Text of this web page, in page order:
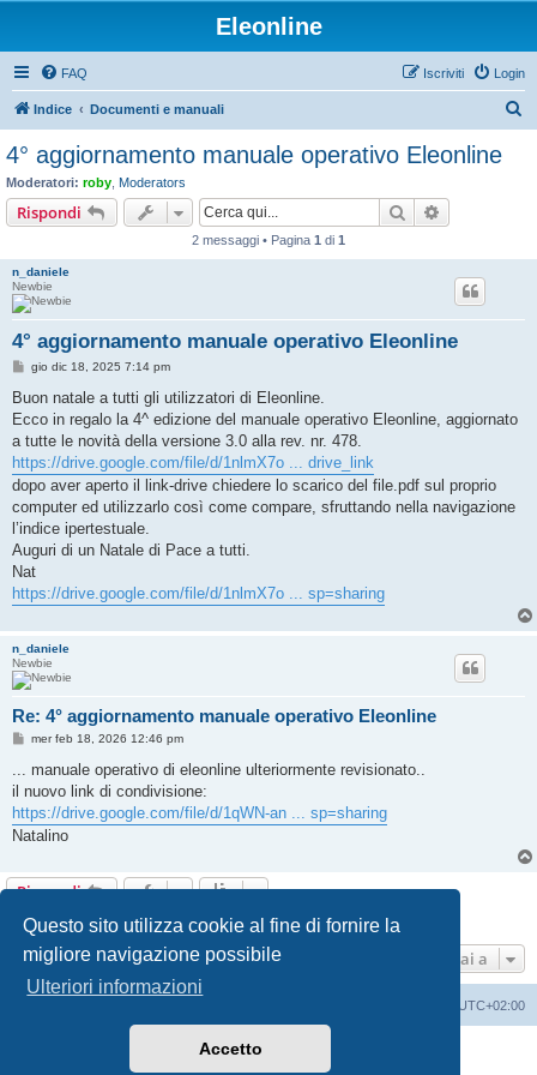
Questo sito utilizza cookie al fine di fornire la
migliore navigazione possibile
Ulteriori informazioni
Accetto
Eleonline
FAQ Login
Iscriviti
Indice Documenti e manuali
4° aggiornamento manuale operativo Eleonline
Moderatori: roby Moderators
Rispondi Cerca
2 messaggi • Pagina 1 di 1
n_daniele
Newbie
4° aggiornamento manuale operativo Eleonline
M
s
a
g
i
o
gio dic 18, 2025 7:14 pm
Buon natale a tutti gli utilizzatori di Eleonline.
Ecco in regalo la 4^ edizione del manuale operativo Eleonline, aggiornato
a tutte le novità della versione 3.0 alla rev. nr. 478.
https://drive.google.com/file/d/1nlmX7o ... drive_link
dopo aver aperto il link-drive chiedere lo scarico del file.pdf sul proprio
computer ed utilizzarlo così come compare, sfruttando nella navigazione
l’indice ipertestuale.
Auguri di un Natale di Pace a tutti.
Nat
https://drive.google.com/file/d/1nlmX7o ... sp=sharing
n_daniele
Newbie
Re: 4° aggiornamento manuale operativo Eleonline
M
a
g
g
i
mer feb 18, 2026 12:46 pm
... manuale operativo di eleonline ulteriormente revisionato..
il nuovo link di condivisione:
https://drive.google.com/file/d/1qWN-an ... sp=sharing
Natalino
Rispondi
2 messaggi • Pagina1 di1
Vai a
UTC+02:00
phpBB® Forum Software © phpBB Limited
phpBB-Italia.it